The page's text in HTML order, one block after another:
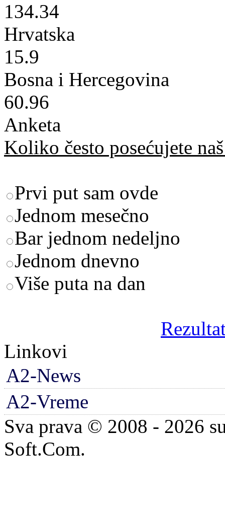
134.34
Hrvatska
15.9
Bosna i Hercegovina
60.96
Anketa
Koliko često posećujete
Prvi put sam ovde
Jednom mesečno
Bar jednom nedeljno
Jednom dnevno
Više puta na dan
Linkovi
A2-News
A2-Vreme
Sva prava © 2008 - 2026
Soft.Com.